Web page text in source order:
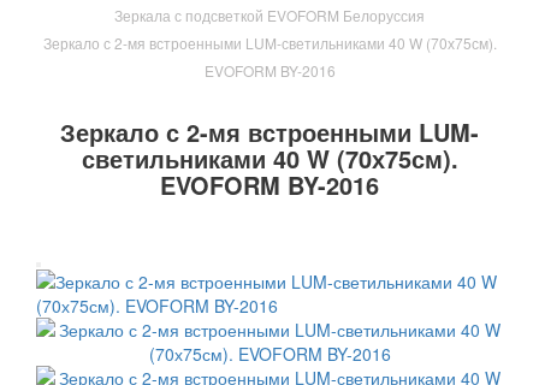
Зеркала с подсветкой EVOFORM Белоруссия
Зеркало с 2-мя встроенными LUM-светильниками 40 W (70х75см).
EVOFORM BY-2016
Зеркало с 2-мя встроенными LUM-
светильниками 40 W (70х75см).
EVOFORM BY-2016